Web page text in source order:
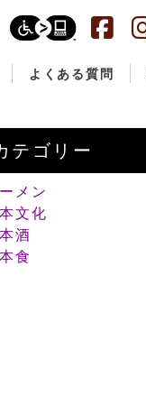
よくある質問
テゴリー
メン
文化
酒
食